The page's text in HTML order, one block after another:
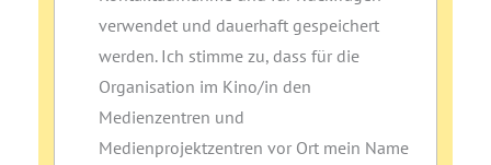
verwendet und dauerhaft gespeichert
werden. Ich stimme zu, dass für die
Organisation im Kino/in den
Medienzentren und
Medienprojektzentren vor Ort mein Name